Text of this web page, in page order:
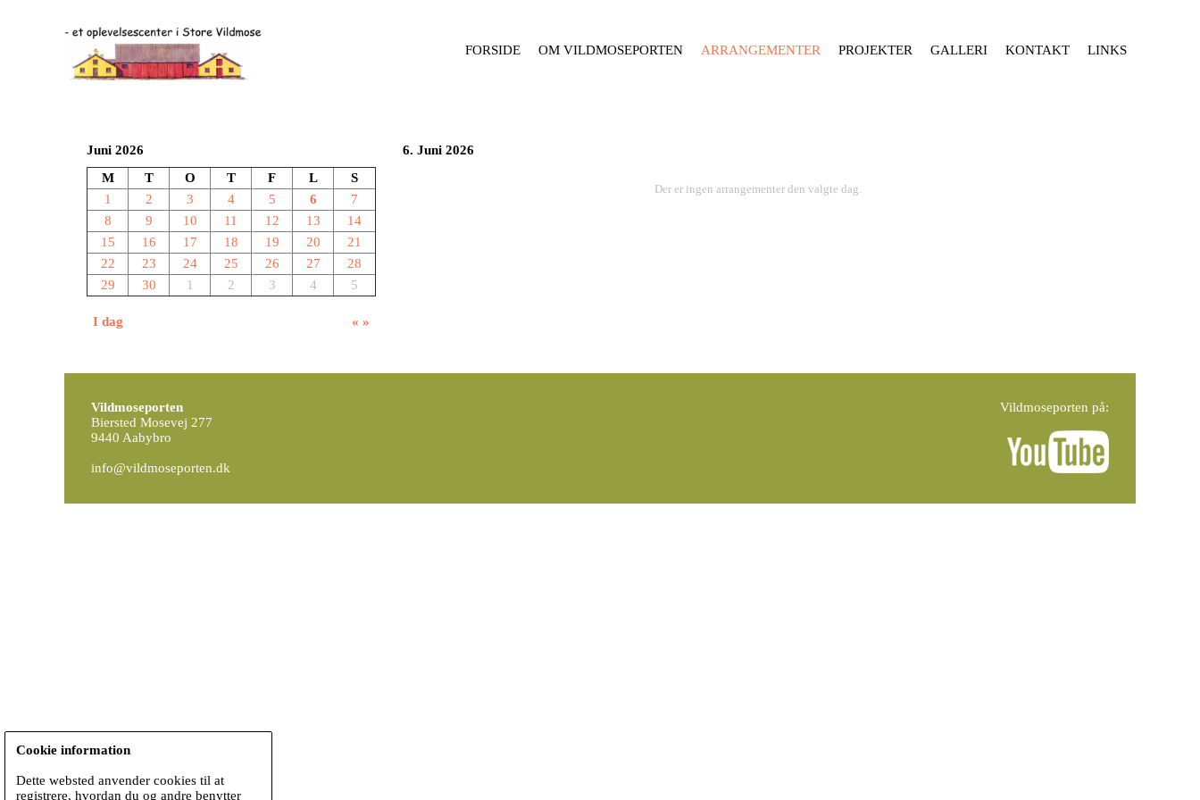
FORSIDE OM VILDMOSEPORTEN ARRANGEMENTER PROJEKTER GALLERI KONTAKT LINKS
Juni 2026
M
T O T F L
S
1
2 3 4 5 6
7
8
9 10 11 12 13
14
15
16 17 18 19 20
21
22
23 24 25 26 27
28
29
30 1 2 3 4 5
I dag « »
6. Juni 2026
Der er ingen arrangementer den valgte dag.
Vildmoseporten
Biersted Mosevej 277
9440 Aabybro
info@vildmoseporten.dk
Vildmoseporten på:
Cookie information
Dette websted anvender cookies til at
registrere, hvordan du og andre benytter